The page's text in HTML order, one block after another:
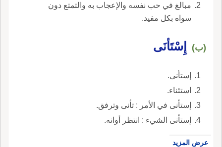
مبالغ في حب نفسه والإعجاب به والتمتع دون
سواه بكل مفيد.
(ب) إِسْتَأنَى
إستأنى.
استئناء.
إستأنى في الأمر : تأنى وترفق.
إستأنى الشيء : انتظر أوانه.
عرض المزيد